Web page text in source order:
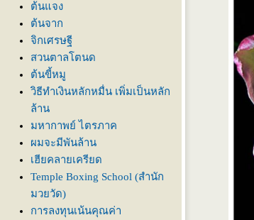
ต้นแจง
ต้นจาก
จิกเศรษฐี
สวนตาลโตนด
ต้นขี้หมู
วิธีทำเงินหลักหมื่น เพิ่มเป็นหลัก
ล้าน
มหากาพย์ ไตรภาค
ผมจะมีพันล้าน
เฮียคลายเครียด
Temple Boxing School (สำนัก
มวยวัด)
การลงทุนเน้นคุณค่า